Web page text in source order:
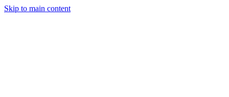
Skip to main content